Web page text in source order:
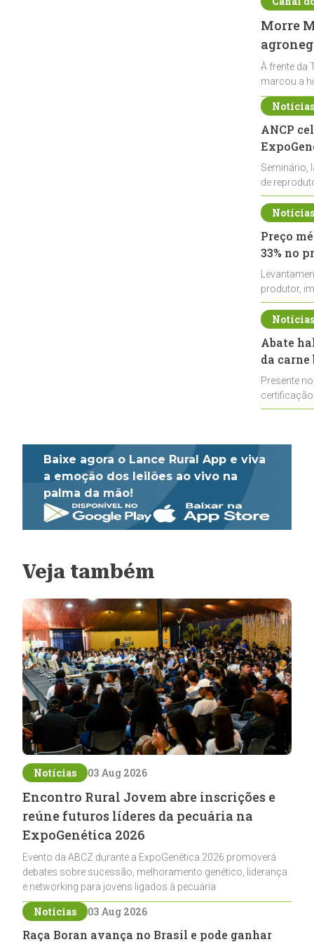
Morre
À frente da
marcou a
ANCP
Seminário,
de
durante a
Preço
33% no
produtor,
de leite cru
Abate
da
Presente
Baixe agora o Lance Rural App e viva
a emoção dos leilões ao vivo na
palma da mão!
Veja também
Notícias 03 Aug 2026
Encontro Rural Jovem abre inscrições e
reúne futuros líderes da pecuária na
ExpoGenética 2026
Evento da ABCZ durante a ExpoGenética 2026 promoverá
debates sobre sucessão, melhoramento genético, liderança
e networking para jovens ligados à pecuária
Notícias 03 Aug 2026
Raça Boran avança no Brasil e pode ganhar